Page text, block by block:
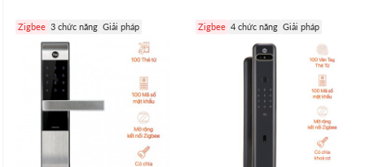
Zigbee 3 chức năng Giải pháp Zigbee 4 chức năng Giải pháp